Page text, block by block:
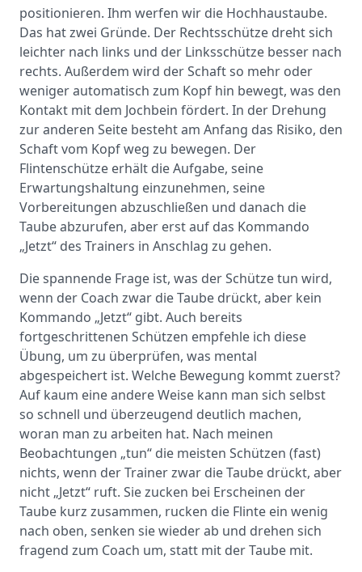
positionieren. Ihm werfen wir die Hochhaustaube.
Das hat zwei Gründe. Der Rechtsschütze dreht sich
leichter nach links und der Linksschütze besser nach
rechts. Außerdem wird der Schaft so mehr oder
weniger automatisch zum Kopf hin bewegt, was den
Kontakt mit dem Jochbein fördert. In der Drehung
zur anderen Seite besteht am Anfang das Risiko, den
Schaft vom Kopf weg zu bewegen. Der
Flintenschütze erhält die Aufgabe, seine
Erwartungshaltung einzunehmen, seine
Vorbereitungen abzuschließen und danach die
Taube abzurufen, aber erst auf das Kommando
„Jetzt“ des Trainers in Anschlag zu gehen.
Die spannende Frage ist, was der Schütze tun wird,
wenn der Coach zwar die Taube drückt, aber kein
Kommando „Jetzt“ gibt. Auch bereits
fortgeschrittenen Schützen empfehle ich diese
Übung, um zu überprüfen, was mental
abgespeichert ist. Welche Bewegung kommt zuerst?
Auf kaum eine andere Weise kann man sich selbst
so schnell und überzeugend deutlich machen,
woran man zu arbeiten hat. Nach meinen
Beobachtungen „tun“ die meisten Schützen (fast)
nichts, wenn der Trainer zwar die Taube drückt, aber
nicht „Jetzt“ ruft. Sie zucken bei Erscheinen der
Taube kurz zusammen, rucken die Flinte ein wenig
nach oben, senken sie wieder ab und drehen sich
fragend zum Coach um, statt mit der Taube mit.